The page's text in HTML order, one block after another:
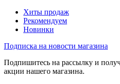
Хиты продаж
Рекомендуем
Новинки
Подписка на новости магазина
Подпишитесь на рассылку и
акции нашего магазина.